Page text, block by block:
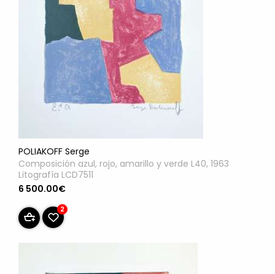
POLIAKOFF Serge
Composición azul, rojo, amarillo y verde L40, 1963
Litografía LCD7511
6 500.00€
2